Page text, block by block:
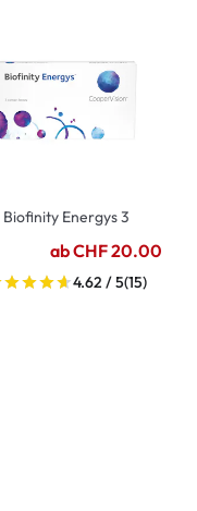
Biofinity Energys 3
ab CHF 20.00
4.62 / 5(15)